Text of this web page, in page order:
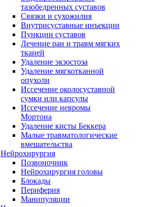
тазобедренных суставов
Связки и сухожилия
Внутрисуставные инъекции
Пункции суставов
Лечение ран и травм мягких
тканей
Удаление экзостоза
Удаление мягкотканной
опухоли
Иссечение околосуставной
сумки или капсулы
Иссечение невромы
Мортона
Удаление кисты Беккера
Малые травматологические
вмешательства
Нейрохирургия
Позвоночник
Нейрохирургия головы
Блокады
Периферия
Манипуляции